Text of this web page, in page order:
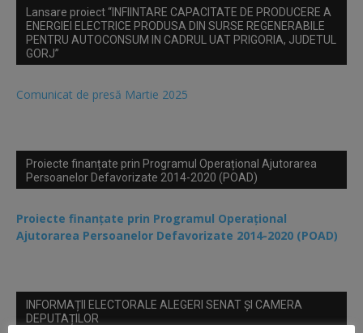
Lansare proiect “INFIINTARE CAPACITATE DE PRODUCERE A
ENERGIEI ELECTRICE PRODUSA DIN SURSE REGENERABILE
PENTRU AUTOCONSUM IN CADRUL UAT PRIGORIA, JUDETUL
GORJ”
Comunicat de presă Martie 2025
Proiecte finanțate prin Programul Operațional Ajutorarea
Persoanelor Defavorizate 2014-2020 (POAD)
Proiecte finanțate prin Programul Operațional
Ajutorarea Persoanelor Defavorizate 2014-2020 (POAD)
INFORMAȚII ELECTORALE ALEGERI SENAT ȘI CAMERA
DEPUTAȚILOR